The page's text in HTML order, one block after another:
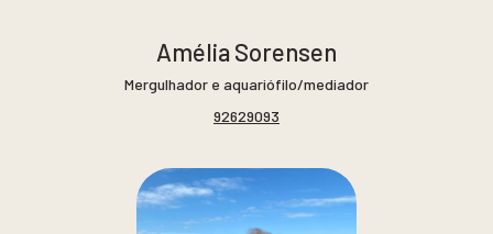
Amélia Sorensen
Mergulhador e aquariófilo/mediador
92629093